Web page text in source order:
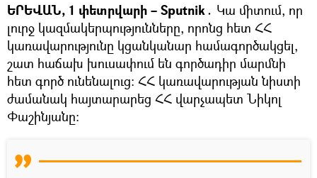
ԵՐԵՎԱՆ, 1 փետրվարի – Sputnik․ Կա միտում, որ
լուրջ կազմակերպությունները, որոնց հետ ՀՀ
կառավարությունը կցանկանար համագործակցել,
շատ հաճախ խուսափում են գործադիր մարմնի
հետ գործ ունենալուց։ ՀՀ կառավարության նիստի
ժամանակ հայտարարեց ՀՀ վարչապետ Նիկոլ
Փաշինյանը։